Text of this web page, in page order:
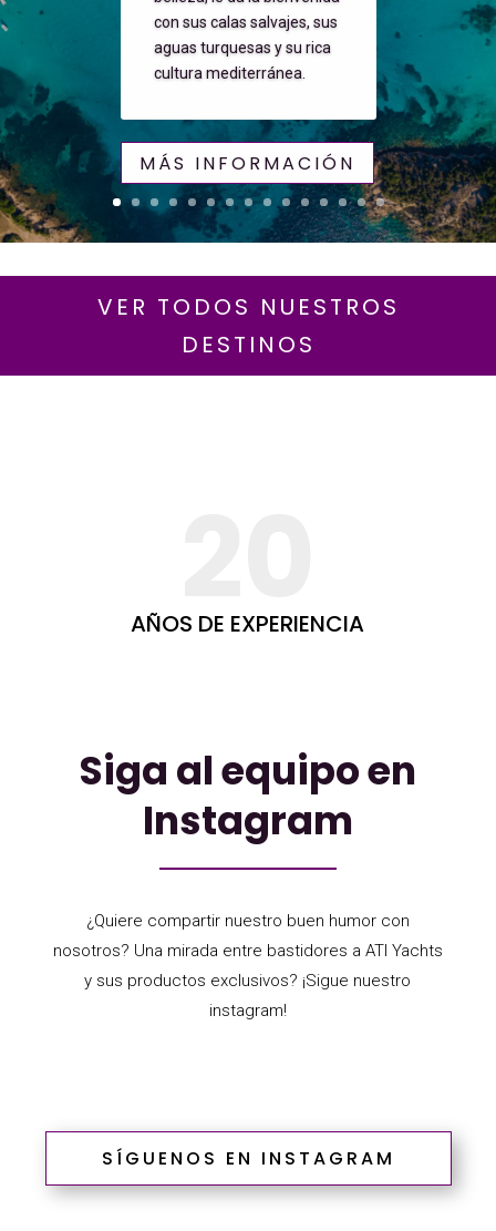
con sus calas salvajes, sus
aguas turquesas y su rica
cultura mediterránea.
MÁS INFORMACIÓN
VER TODOS NUESTROS
DESTINOS
AÑOS DE EXPERIENCIA
Siga al equipo en
Instagram
¿Quiere compartir nuestro buen humor con
nosotros? Una mirada entre bastidores a ATI Yachts
y sus productos exclusivos? ¡Sigue nuestro
instagram!
SÍGUENOS EN INSTAGRAM